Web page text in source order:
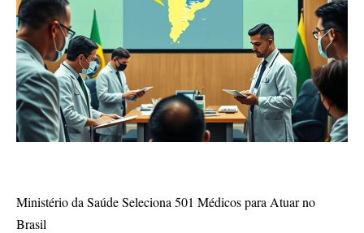
Ministério da Saúde Seleciona 501 Médicos para Atuar no
Brasil